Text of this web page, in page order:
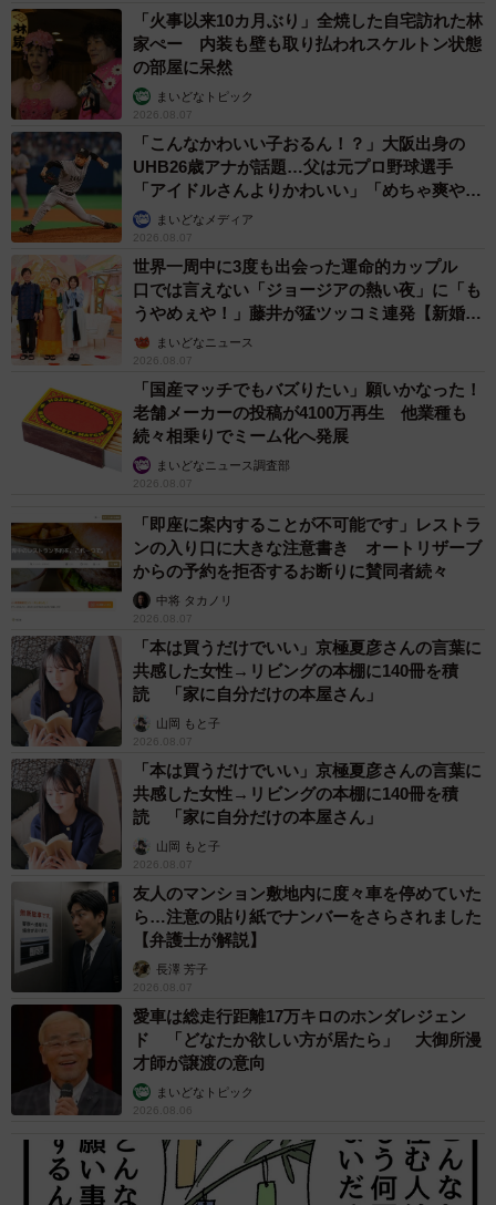
ました。
ー特に印象に残ったコメントがあればお聞かせください。
保険代理店でプランの説明をされてる時、「歯ぁすご！」
「パパ見て歯ぁ凄いよ」って担当の出っ歯をみて子供か興
奮してて、何も話が入って来ないってエピソードは面白か
ったですね笑
＜月光もりあさん関連情報＞
▽書籍『俺の人生を変えた育児』（Amazon）
https://amzn.asia/d/hzC9bLM
https://www.instagram.com/orenoatamanonaka/
▽ブログ「おれのあたまのなか」
https://moria.blog.jp/
https://x.com/_moria_moria_
▽Voicy
https://voicy.jp/channel/3207
「火事以来10カ月ぶり」全焼した自宅訪れた林
家ぺー 内装も壁も取り払われスケルトン状態
の部屋に呆然
まいどなトピック
2026.08.07
「こんなかわいい子おるん！？」大阪出身の
UHB26歳アナが話題…父は元プロ野球選手
「アイドルさんよりかわいい」「めちゃ爽や
か」まいどなメディア
2026.08.07
世界一周中に3度も出会った運命的カップル
口では言えない「ジョージアの熱い夜」に「も
うやめぇや！」藤井が猛ツッコミ連発【新婚さ
ん】まいどなニュース
2026.08.07
「国産マッチでもバズりたい」願いかなった！
老舗メーカーの投稿が4100万再生 他業種も
続々相乗りでミーム化へ発展
まいどなニュース調査部
2026.08.07
「即座に案内することが不可能です」レストラ
ンの入り口に大きな注意書き オートリザーブ
からの予約を拒否するお断りに賛同者続々
中将 タカノリ
2026.08.07
「本は買うだけでいい」京極夏彦さんの言葉に
共感した女性→リビングの本棚に140冊を積
読 「家に自分だけの本屋さん」
山岡 もと子
2026.08.07
「本は買うだけでいい」京極夏彦さんの言葉に
共感した女性→リビングの本棚に140冊を積
読 「家に自分だけの本屋さん」
山岡 もと子
2026.08.07
友人のマンション敷地内に度々車を停めていた
ら…注意の貼り紙でナンバーをさらされました
【弁護士が解説】
長澤 芳子
2026.08.07
愛車は総走行距離17万キロのホンダレジェン
ド 「どなたか欲しい方が居たら」 大御所漫
才師が譲渡の意向
まいどなトピック
2026.08.06